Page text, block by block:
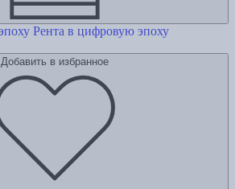
Рента в цифровую эпоху
Добавить в избранное